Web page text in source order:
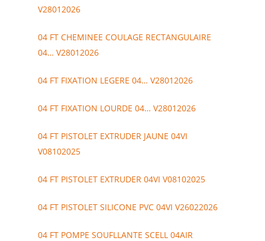
V28012026
04 FT CHEMINEE COULAGE RECTANGULAIRE
04… V28012026
04 FT FIXATION LEGERE 04… V28012026
04 FT FIXATION LOURDE 04… V28012026
04 FT PISTOLET EXTRUDER JAUNE 04VI
V08102025
04 FT PISTOLET EXTRUDER 04VI V08102025
04 FT PISTOLET SILICONE PVC 04VI V26022026
04 FT POMPE SOUFLLANTE SCELL 04AIR